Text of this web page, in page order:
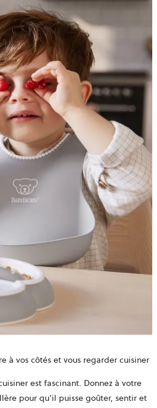
à vos côtés et vous regarder cuisiner
est fascinant. Donnez à votre
pour qu’il puisse goûter, sentir et